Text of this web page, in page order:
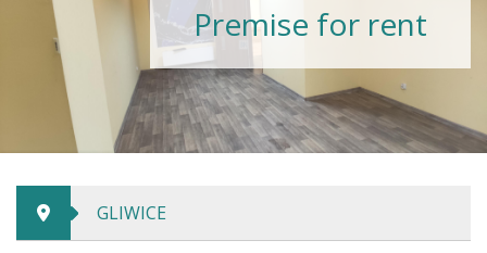
Premise for rent
GLIWICE